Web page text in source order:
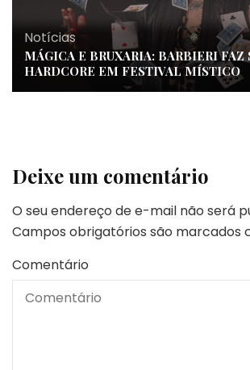
Notícias
MÁGICA E BRUXARIA: BARBIERI FAZ
HARDCORE EM FESTIVAL MÍSTICO
Deixe um comentário
O seu endereço de e-mail não será
Campos obrigatórios são marcados
Comentário